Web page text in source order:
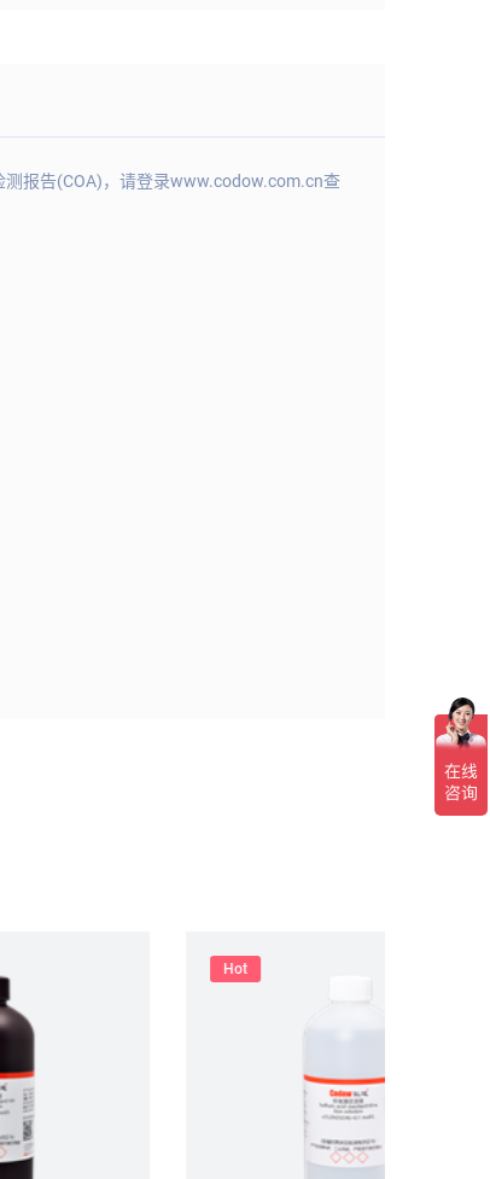
报告(COA)，请登录www.codow.com.cn查